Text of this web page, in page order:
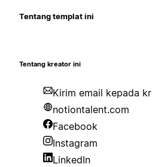
Tentang templat ini
Tentang kreator ini
Kirim email kepada
notiontalent.com
Facebook
Instagram
LinkedIn